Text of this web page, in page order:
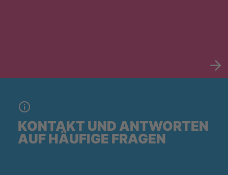
KONTAKT UND ANTWORTEN
AUF HÄUFIGE FRAGEN